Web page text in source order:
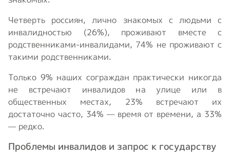
Четверть россиян, лично знакомых с людьми с
инвалидностью (26%), проживают вместе с
родственниками-инвалидами, 74% не проживают с
такими родственниками.
Только 9% наших сограждан практически никогда
не встречают инвалидов на улице или в
общественных местах, 23% встречают их
достаточно часто, 34% — время от времени, а 33%
— редко.
Проблемы инвалидов и запрос к государству